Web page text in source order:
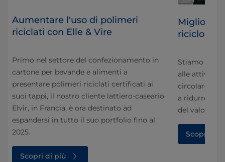
Aumentare l'uso di polimeri
riciclati con Elle & Vire
Primo nel settore del confezionamento in
cartone per bevande e alimenti a
presentare polimeri riciclati certificati ai
suoi tappi, il nostro cliente lattiero-caseario
Elvir, in Francia, è ora destinato ad
espandersi in tutto il suo portfolio fino al
2025.
Scopri di più
riciclo
Stiamo
alle attività
circolare a
a ridurre il
del valore.
Scopri di